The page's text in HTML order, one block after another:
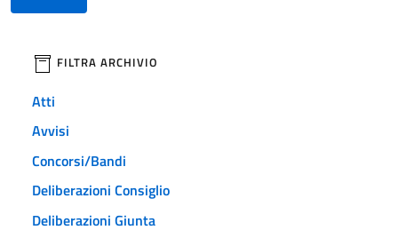
filtri da applicare
FILTRA ARCHIVIO
Atti
Avvisi
Concorsi/Bandi
Deliberazioni Consiglio
Deliberazioni Giunta